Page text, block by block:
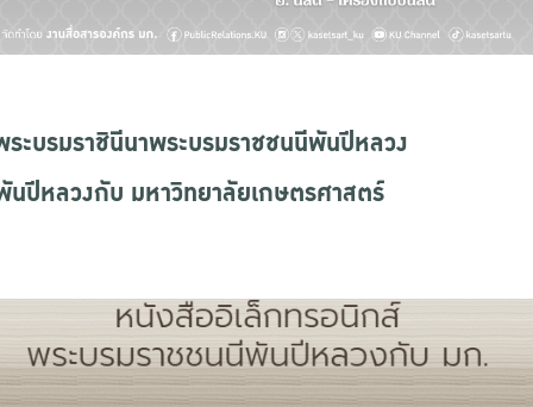
ะบรมราชินีนาพระบรมราชชนนีพันปีหลวง
ปีหลวงกับ มหาวิทยาลัยเกษตรศาสตร์